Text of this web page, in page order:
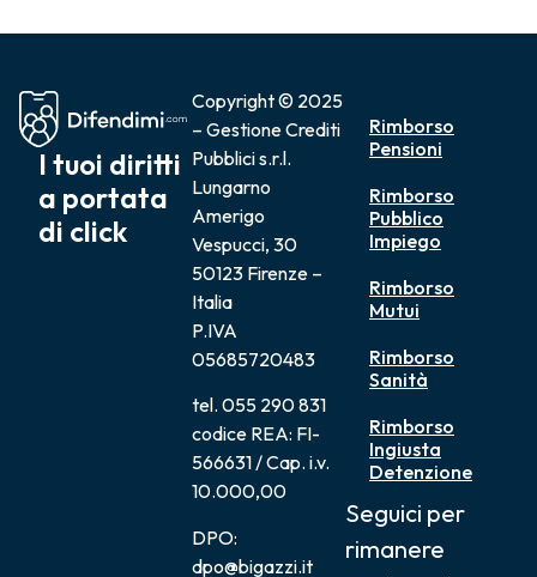
I tuoi diritti
a portata
di click
Copyright © 2025
– Gestione Crediti
Pubblici s.r.l.
Lungarno
Amerigo
Vespucci, 30
50123 Firenze –
Italia
P.IVA
05685720483
tel. 055 290 831
codice REA: FI-
566631 / Cap. i.v.
10.000,00
DPO:
dpo@bigazzi.it
Rimborso
Pensioni
Rimborso
Pubblico
Impiego
Rimborso
Mutui
Rimborso
Sanità
Rimborso
Ingiusta
Detenzione
Seguici per
rimanere